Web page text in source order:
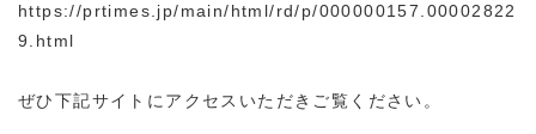
https://prtimes.jp/main/html/rd/p/000000157.00002822
9.html
ぜひ下記サイトにアクセスいただきご覧ください。